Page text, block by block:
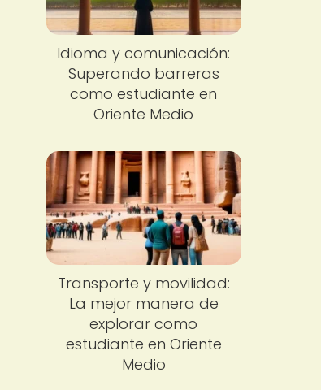
Idioma y comunicación:
Superando barreras
como estudiante en
Oriente Medio
Transporte y movilidad:
La mejor manera de
explorar como
estudiante en Oriente
Medio